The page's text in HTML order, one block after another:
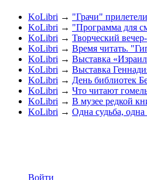
KoLibri → "Грачи"
KoLibri → "Программа для
KoLibri → Творческий
KoLibri → Время читать.
KoLibri → Выставка
KoLibri → Выставка
KoLibri → День библиотек
KoLibri → Что читают
KoLibri → В музее редкой
KoLibri → Одна судьба,
Войти